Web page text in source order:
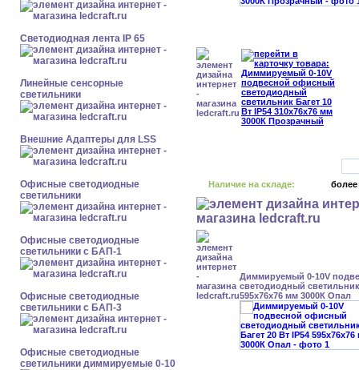
Светодиодная лента IP 65
Линейные сенсорные
светильники
Внешние Адаптеры для LSS
Офисные светодиодные
светильники
Офисные светодиодные
светильники с БАП-1
Офисные светодиодные
светильники с БАП-3
Офисные светодиодные
светильники диммируемые 0-10
Наличие на складе: более
Диммируемый 0-10V
светодиодный светильник
595x76x76 мм 3000К Опал